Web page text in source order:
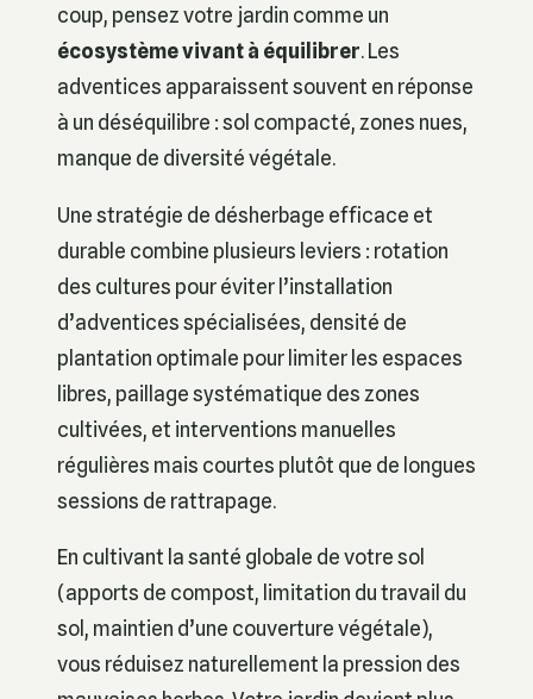
coup, pensez votre jardin comme un
écosystème vivant à équilibrer. Les
adventices apparaissent souvent en réponse
à un déséquilibre : sol compacté, zones nues,
manque de diversité végétale.
Une stratégie de désherbage efficace et
durable combine plusieurs leviers : rotation
des cultures pour éviter l’installation
d’adventices spécialisées, densité de
plantation optimale pour limiter les espaces
libres, paillage systématique des zones
cultivées, et interventions manuelles
régulières mais courtes plutôt que de longues
sessions de rattrapage.
En cultivant la santé globale de votre sol
(apports de compost, limitation du travail du
sol, maintien d’une couverture végétale),
vous réduisez naturellement la pression des